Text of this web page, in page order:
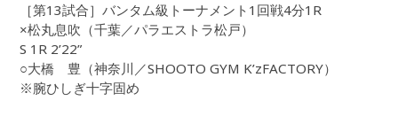
［第13試合］バンタム級トーナメント1回戦4分1R
×松丸息吹（千葉／パラエストラ松戸）
S 1R 2’22”
○大橋 豊（神奈川／SHOOTO GYM K’zFACTORY）
※腕ひしぎ十字固め